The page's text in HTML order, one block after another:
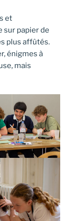
et
sur papier de
plus affûtés.
énigmes à
mais